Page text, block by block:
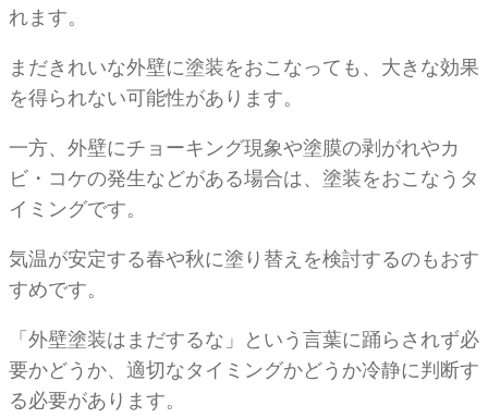
れます。
まだきれいな外壁に塗装をおこなっても、大きな効果
を得られない可能性があります。
一方、外壁にチョーキング現象や塗膜の剥がれやカ
ビ・コケの発生などがある場合は、塗装をおこなうタ
イミングです。
気温が安定する春や秋に塗り替えを検討するのもおす
すめです。
「外壁塗装はまだするな」という言葉に踊らされず必
要かどうか、適切なタイミングかどうか冷静に判断す
る必要があります。